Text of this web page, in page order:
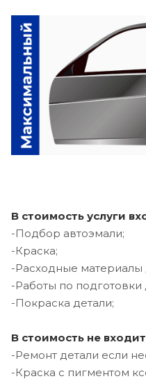
В стоимость услуги
-Подбор автоэмали;
-Краска;
-Расходные материалы
-Работы по подготовки
-Покраска детали;
В стоимость не
-Ремонт детали если
-Краска с пигментом